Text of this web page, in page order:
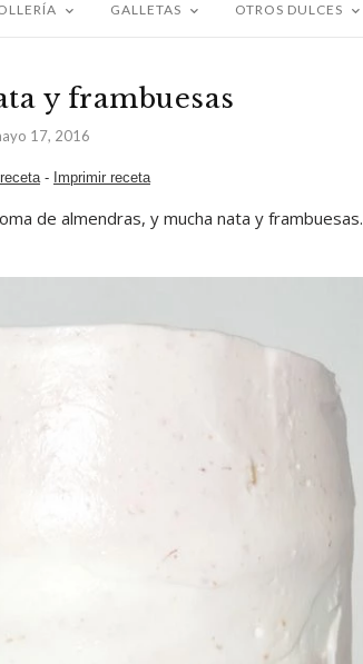
GALLETAS OTROS DULCES
y frambuesas
17, 2016
- Imprimir receta
de almendras, y mucha nata y frambuesas.